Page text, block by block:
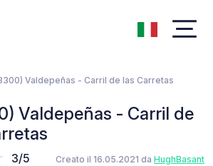
Valdepeñas - Carril de las Carretas
Valdepeñas - Carril de
3/5 Creato il 16.05.2021 da HughBasant